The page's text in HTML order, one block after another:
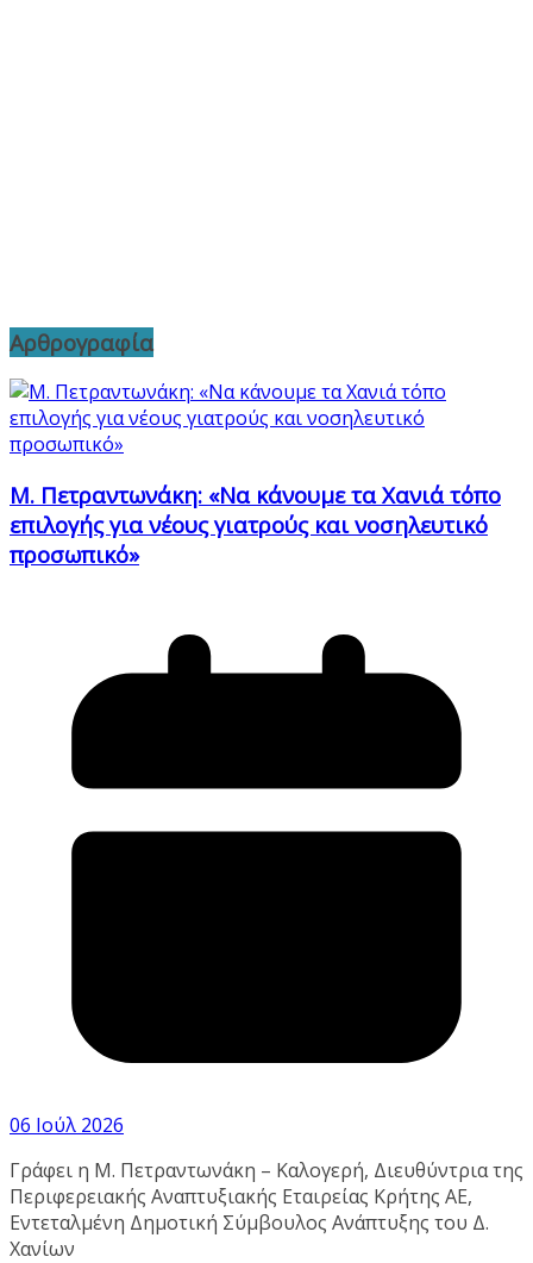
Αρθρογραφία
Μ. Πετραντωνάκη: «Να κάνουμε τα Χανιά τόπο
επιλογής για νέους γιατρούς και νοσηλευτικό
προσωπικό»
06 Ιούλ 2026
Γράφει η Μ. Πετραντωνάκη – Καλογερή, Διευθύντρια της
Περιφερειακής Αναπτυξιακής Εταιρείας Κρήτης ΑΕ,
Εντεταλμένη Δημοτική Σύμβουλος Ανάπτυξης του Δ.
Χανίων